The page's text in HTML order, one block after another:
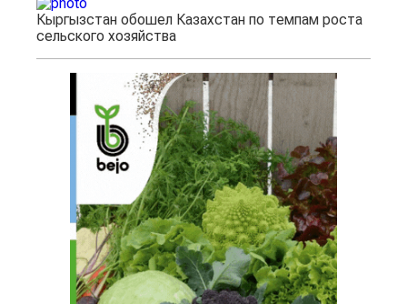
Кыргызстан обошел Казахстан по темпам роста
сельского хозяйства